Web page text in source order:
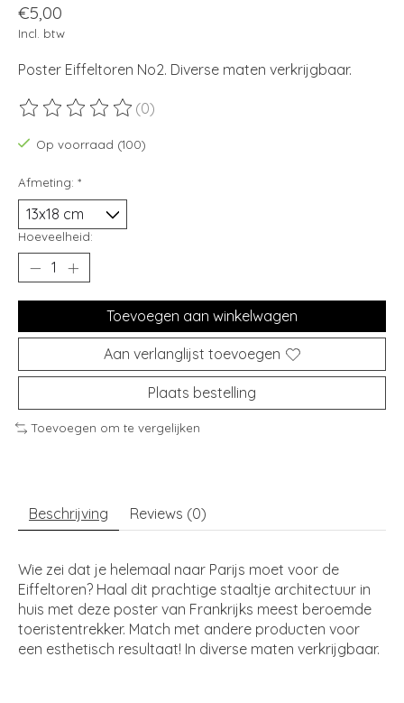
€5,00
Incl. btw
Poster Eiffeltoren No2. Diverse maten verkrijgbaar.
De beoordeling van dit product is
(0)
Op voorraad (100)
Afmeting: *
Hoeveelheid:
Toevoegen aan winkelwagen
Aan verlanglijst toevoegen
Plaats bestelling
Toevoegen om te vergelijken
Beschrijving Reviews (0)
Wie zei dat je helemaal naar Parijs moet voor de
Eiffeltoren? Haal dit prachtige staaltje architectuur in
huis met deze poster van Frankrijks meest beroemde
toeristentrekker. Match met andere producten voor
een esthetisch resultaat! In diverse maten verkrijgbaar.